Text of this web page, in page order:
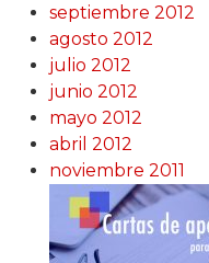
septiembre 2012
agosto 2012
julio 2012
junio 2012
mayo 2012
abril 2012
noviembre 2011